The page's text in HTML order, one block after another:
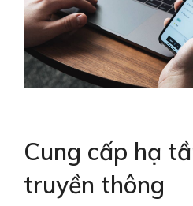
Cung cấp hạ
truyền thông